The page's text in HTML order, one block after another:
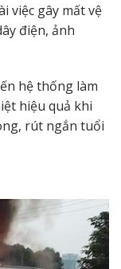
việc gây mất vệ
điện, ảnh
hệ thống làm
hiệu quả khi
rút ngắn tuổi